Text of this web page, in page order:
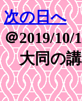
次の日へ
＠2019/10/
大同の講